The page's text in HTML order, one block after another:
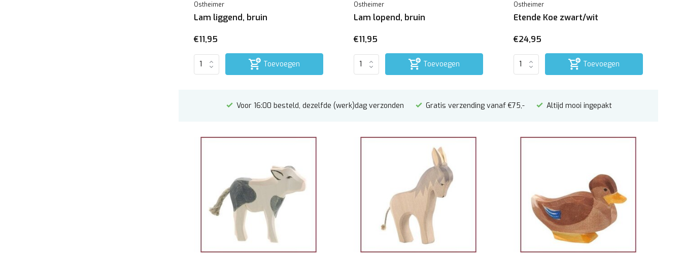
Ostheimer
Lam liggend, bruin
€11,95
Toevoegen
Ostheimer
Lam lopend, bruin
€11,95
Toevoegen
Ostheimer
Etende Koe zwart/wit
€24,95
Toevoegen
Voor 16:00 besteld, dezelfde (werk)dag verzonden Gratis verzending vanaf €75,- Altijd mooi ingepakt